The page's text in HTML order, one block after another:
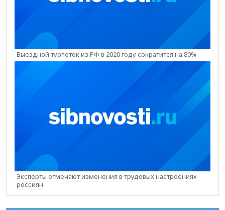
Выездной турпоток из РФ в 2020 году сократится на 80%
Эксперты отмечают изменения в трудовых настроениях
россиян